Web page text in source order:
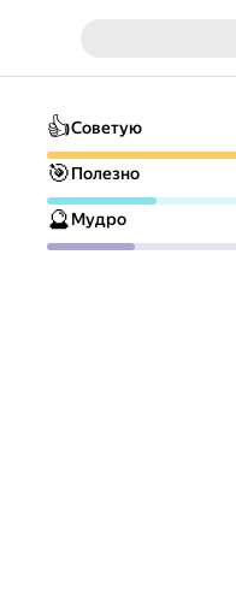
👍Советую
🎯Полезно
🔮Мудро